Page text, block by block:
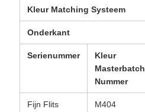
Kleur Matching Systeem
Onderkant
Serienummer
Kleur
Masterbatch
Nummer
Fijn Flits
M404